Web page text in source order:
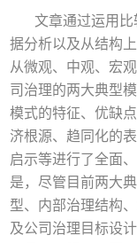
文章通过运用
据分析以及从结构
从微观、中观、宏
司治理的两大典型
模式的特征、优缺
济根源、趋同化的
启示等进行了全面
是，尽管目前两大
型、内部治理结构
及公司治理目标设